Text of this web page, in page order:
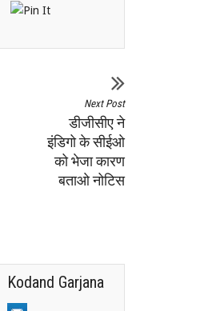
Next Post
डीजीसीए ने
इंडिगो के सीईओ
को भेजा कारण
बताओ नोटिस
Kodand Garjana